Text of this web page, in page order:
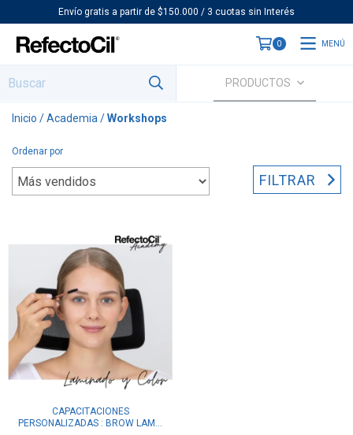
Envío gratis a partir de $150.000 / 3 cuotas sin Interés
0 MENÚ
PRODUCTOS
Inicio /Academia /Workshops
Ordenar por
FILTRAR
CAPACITACIONES
PERSONALIZADAS : BROW LAM...